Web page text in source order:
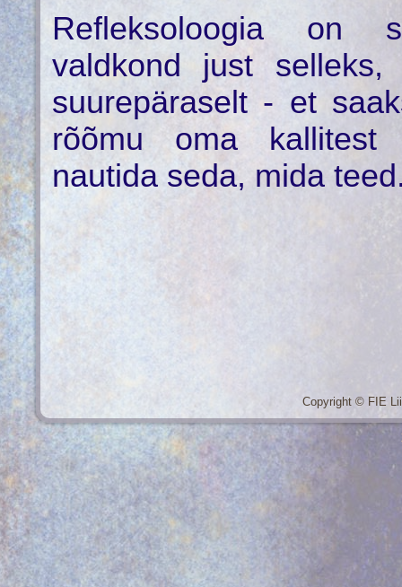
Refleksoloogia on
valdkond just
suurepäraselt - et
rõõmu oma kallitest
nautida seda, mida
Liina
Copyright © FIE